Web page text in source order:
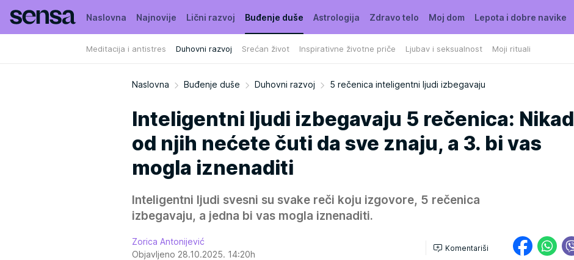
Naslovna Najnovije Lični razvoj Buđenje duše
Meditacija i antistres Duhovni razvoj Srećan život Inspirativne životne priče Ljubav i seksualnost Moji rituali
Astrologija Zdravo telo Moj dom Lepota i dobre navike
Naslovna Buđenje duše Duhovni razvoj 5 rečenica inteligentni ljudi izbegavaju
Inteligentni ljudi izbegavaju 5 rečenica: Nikad
od njih nećete čuti da sve znaju, a 3. bi vas
mogla iznenaditi
Inteligentni ljudi svesni su svake reči koju izgovore, 5 rečenica
izbegavaju, a jedna bi vas mogla iznenaditi.
Zorica Antonijević
Objavljeno 28.10.2025. 14:20h
Komentariši